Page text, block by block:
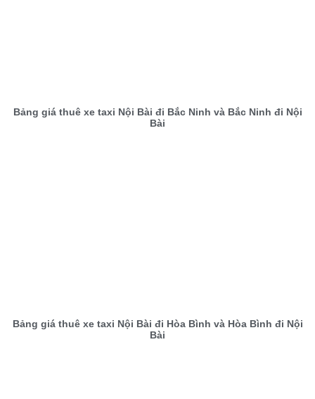
Bảng giá thuê xe taxi Nội Bài đi Bắc Ninh và Bắc Ninh đi Nội
Bài
Bảng giá thuê xe taxi Nội Bài đi Hòa Bình và Hòa Bình đi Nội
Bài